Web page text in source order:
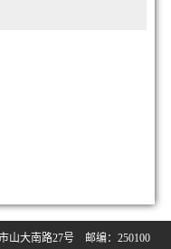
山大南路27号 邮编：250100